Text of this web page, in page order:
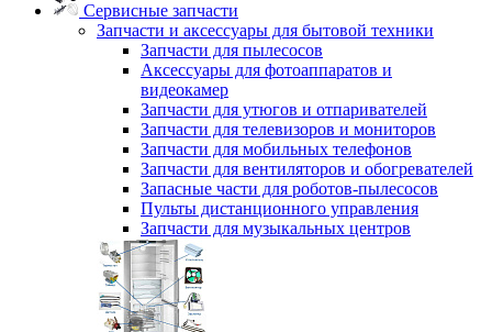
Сервисные запчасти
Запчасти и аксессуары для бытовой техники
Запчасти для пылесосов
Аксессуары для фотоаппаратов и
видеокамер
Запчасти для утюгов и отпаривателей
Запчасти для телевизоров и мониторов
Запчасти для мобильных телефонов
Запчасти для вентиляторов и обогревателей
Запасные части для роботов-пылесосов
Пульты дистанционного управления
Запчасти для музыкальных центров